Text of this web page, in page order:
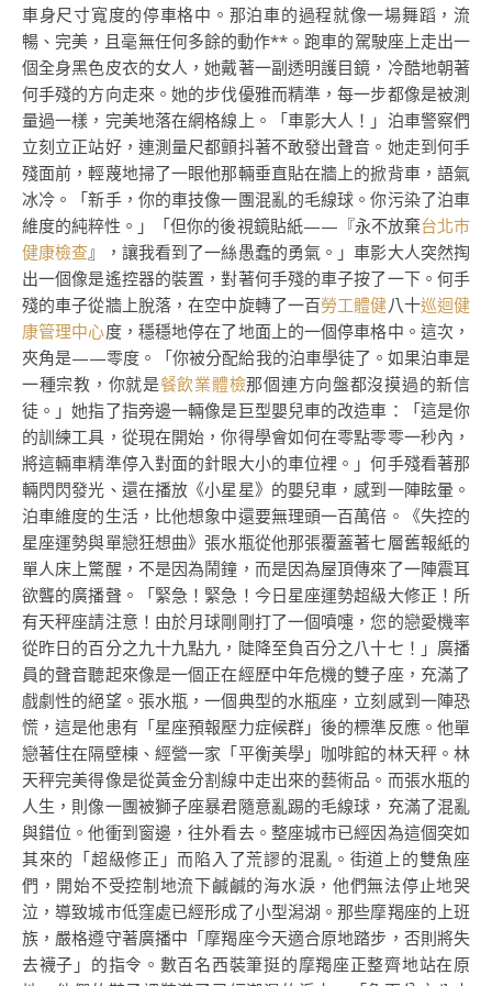
車身尺寸寬度的停車格中。那泊車的過程就像一場舞蹈，流
暢、完美，且毫無任何多餘的動作**。跑車的駕駛座上走出一
個全身黑色皮衣的女人，她戴著一副透明護目鏡，冷酷地朝著
何手殘的方向走來。她的步伐優雅而精準，每一步都像是被測
量過一樣，完美地落在網格線上。「車影大人！」泊車警察們
立刻立正站好，連測量尺都顫抖著不敢發出聲音。她走到何手
殘面前，輕蔑地掃了一眼他那輛垂直貼在牆上的掀背車，語氣
冰冷。「新手，你的車技像一團混亂的毛線球。你污染了泊車
維度的純粹性。」「但你的後視鏡貼紙——『永不放棄台北巿
健康檢查』，讓我看到了一絲愚蠢的勇氣。」車影大人突然掏
出一個像是遙控器的裝置，對著何手殘的車子按了一下。何手
殘的車子從牆上脫落，在空中旋轉了一百勞工體健八十巡迴健
康管理中心度，穩穩地停在了地面上的一個停車格中。這次，
夾角是——零度。「你被分配給我的泊車學徒了。如果泊車是
一種宗教，你就是餐飲業體檢那個連方向盤都沒摸過的新信
徒。」她指了指旁邊一輛像是巨型嬰兒車的改造車：「這是你
的訓練工具，從現在開始，你得學會如何在零點零零一秒內，
將這輛車精準停入對面的針眼大小的車位裡。」何手殘看著那
輛閃閃發光、還在播放《小星星》的嬰兒車，感到一陣眩暈。
泊車維度的生活，比他想象中還要無理頭一百萬倍。《失控的
星座運勢與單戀狂想曲》張水瓶從他那張覆蓋著七層舊報紙的
單人床上驚醒，不是因為鬧鐘，而是因為屋頂傳來了一陣震耳
欲聾的廣播聲。「緊急！緊急！今日星座運勢超級大修正！所
有天秤座請注意！由於月球剛剛打了一個噴嚏，您的戀愛機率
從昨日的百分之九十九點九，陡降至負百分之八十七！」廣播
員的聲音聽起來像是一個正在經歷中年危機的雙子座，充滿了
戲劇性的絕望。張水瓶，一個典型的水瓶座，立刻感到一陣恐
慌，這是他患有「星座預報壓力症候群」後的標準反應。他單
戀著住在隔壁棟、經營一家「平衡美學」咖啡館的林天秤。林
天秤完美得像是從黃金分割線中走出來的藝術品。而張水瓶的
人生，則像一團被獅子座暴君隨意亂踢的毛線球，充滿了混亂
與錯位。他衝到窗邊，往外看去。整座城市已經因為這個突如
其來的「超級修正」而陷入了荒謬的混亂。街道上的雙魚座
們，開始不受控制地流下鹹鹹的海水淚，他們無法停止地哭
泣，導致城市低窪處已經形成了小型潟湖。那些摩羯座的上班
族，嚴格遵守著廣播中「摩羯座今天適合原地踏步，否則將失
去襪子」的指令。數百名西裝筆挺的摩羯座正整齊地站在原